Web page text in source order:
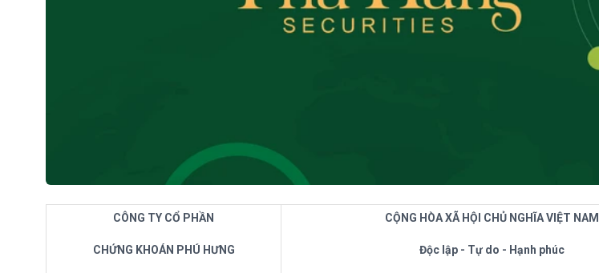
CÔNG TY CỔ PHẦN
CHỨNG KHOÁN PHÚ HƯNG
CỘNG HÒA XÃ HỘI CHỦ NGHĨA VIỆT NAM
Độc lập - Tự do - Hạnh phúc